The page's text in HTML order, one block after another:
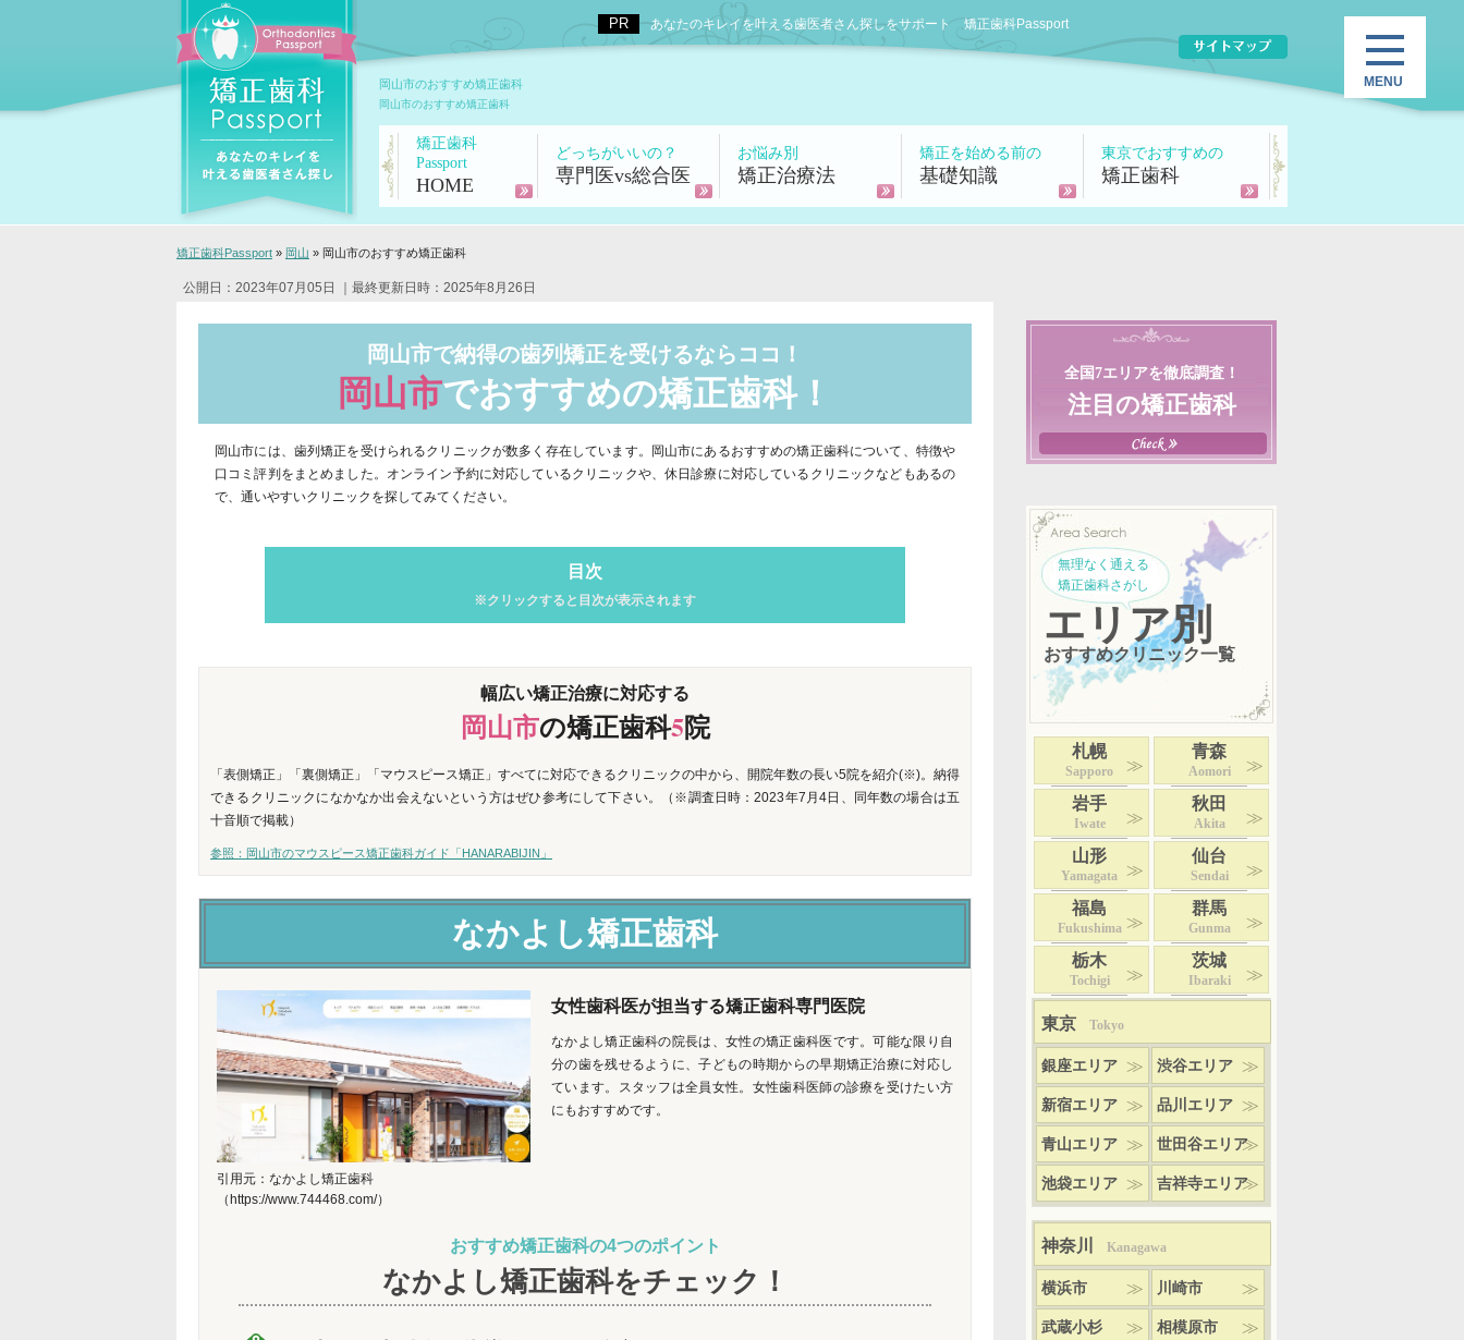
あなたのキレイを叶える歯医者さん探しをサポート 矯正歯科Passport
岡山市のおすすめ矯正歯科
岡山市のおすすめ矯正歯科
矯正歯科
Passport
HOME
どっちがいいの？
専門医vs総合医
お悩み別
矯正治療法
矯正を始める前の
基礎知識
東京でおすすめの
矯正歯科
矯正歯科Passport » 岡山 » 岡山市のおすすめ矯正歯科
公開日：2023年07月05日 ｜最終更新日時：2025年8月26日
岡山市で納得の歯列矯正を受けるならココ！
岡山市でおすすめの矯正歯科！
岡山市には、歯列矯正を受けられるクリニックが数多く存在しています。岡山市にあるおすすめの矯正歯科について、特徴や
口コミ評判をまとめました。オンライン予約に対応しているクリニックや、休日診療に対応しているクリニックなどもあるの
で、通いやすいクリニックを探してみてください。
目次
※クリックすると目次が表示されます
幅広い矯正治療に対応する
岡山市の矯正歯科5院
「表側矯正」「裏側矯正」「マウスピース矯正」すべてに対応できるクリニックの中から、開院年数の長い5院を紹介(※)。納得
できるクリニックになかなか出会えないという方はぜひ参考にして下さい。（※調査日時：2023年7月4日、同年数の場合は五
十音順で掲載）
参照：岡山市のマウスピース矯正歯科ガイド「HANARABIJIN」
なかよし矯正歯科
引用元：なかよし矯正歯科
（https://www.744468.com/）
女性歯科医が担当する矯正歯科専門医院
なかよし矯正歯科の院長は、女性の矯正歯科医です。可能な限り自
分の歯を残せるように、子どもの時期からの早期矯正治療に対応し
ています。スタッフは全員女性。女性歯科医師の診療を受けたい方
にもおすすめです。
おすすめ矯正歯科の4つのポイント
なかよし矯正歯科をチェック！
全国7エリアを徹底調査！
注目の矯正歯科
無理なく通える
矯正歯科さがし
エリア別
おすすめクリニック一覧
札幌
Sapporo
青森
Aomori
岩手
Iwate
秋田
Akita
山形
Yamagata
仙台
Sendai
福島
Fukushima
群馬
Gunma
栃木
Tochigi
茨城
Ibaraki
東京 Tokyo
銀座エリア 渋谷エリア
新宿エリア 品川エリア
青山エリア 世田谷エリア
池袋エリア 吉祥寺エリア
神奈川 Kanagawa
横浜市 川崎市
武蔵小杉 相模原市